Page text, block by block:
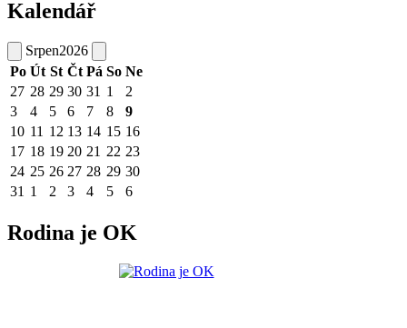
Kalendář
Srpen2026
Po Út St Čt Pá So Ne
27 28 29 30 31 1
2
3
4 5 6 7 8
9
10 11 12 13 14 15 16
17 18 19 20 21 22 23
24 25 26 27 28 29 30
31 1 2 3 4 5 6
Rodina je OK